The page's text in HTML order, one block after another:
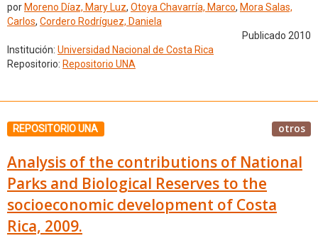
por Moreno Díaz, Mary Luz, Otoya Chavarría, Marco, Mora Salas,
Carlos, Cordero Rodríguez, Daniela
Publicado 2010
Institución: Universidad Nacional de Costa Rica
Repositorio: Repositorio UNA
REPOSITORIO UNA otros
Analysis of the contributions of National
Parks and Biological Reserves to the
socioeconomic development of Costa
Rica, 2009.